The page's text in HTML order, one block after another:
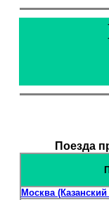
Поезда
Москва